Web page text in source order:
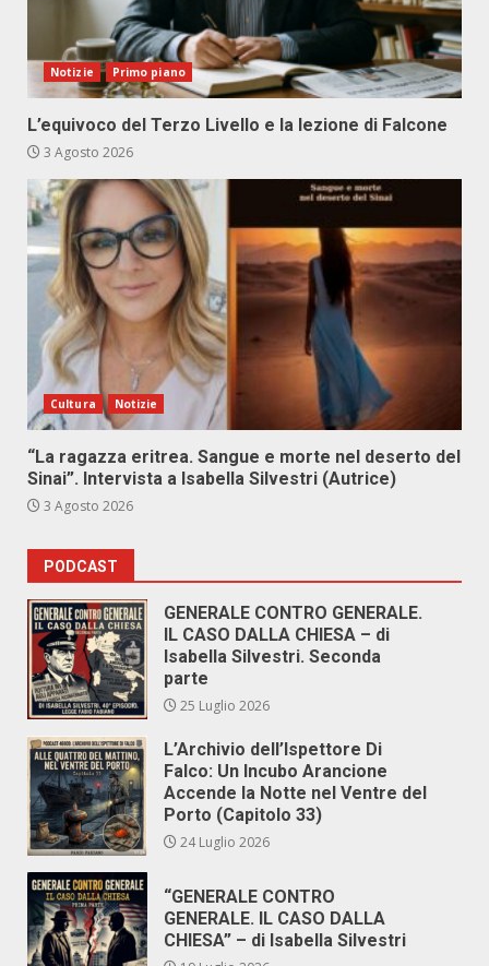
Notizie Primo piano
L’equivoco del Terzo Livello e la lezione di Falcone
3 Agosto 2026
Cultura Notizie
“La ragazza eritrea. Sangue e morte nel deserto del
Sinai”. Intervista a Isabella Silvestri (Autrice)
3 Agosto 2026
PODCAST
GENERALE CONTRO GENERALE.
IL CASO DALLA CHIESA – di
Isabella Silvestri. Seconda
parte
25 Luglio 2026
L’Archivio dell’Ispettore Di
Falco: Un Incubo Arancione
Accende la Notte nel Ventre del
Porto (Capitolo 33)
24 Luglio 2026
“GENERALE CONTRO
GENERALE. IL CASO DALLA
CHIESA” – di Isabella Silvestri